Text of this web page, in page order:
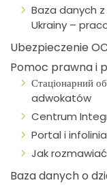
Baza danych
Ukrainy –
Ubezpieczenie OC
Pomoc prawna i
Стаціонарний
adwokatów
Centrum
Portal i
Jak
Baza danych o